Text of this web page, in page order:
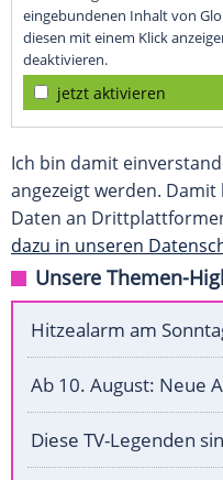
eingebundenen Inhalt von
diesen mit einem Klick
deaktivieren.
jetzt aktivieren
Ich bin damit
angezeigt werden.
Daten an
dazu in unseren
Unsere Themen-
Hitzealarm am
Ab 10. August: Neue
Diese TV-Legenden